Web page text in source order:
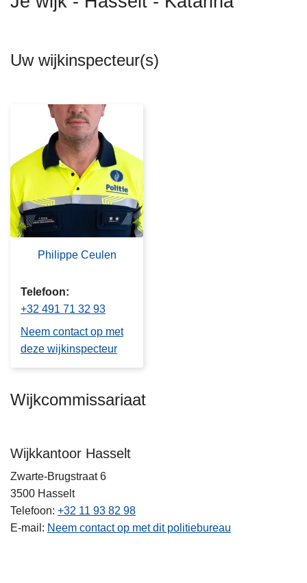
Uw wijkinspecteur(s)
Philippe Ceulen
Telefoon
+32 491 71 32 93
Neem contact op met
deze wijkinspecteur
Wijkcommissariaat
Wijkkantoor Hasselt
Zwarte-Brugstraat 6
3500 Hasselt
Telefoon +32 11 93 82 98
E-mail
Neem contact op met dit politiebureau